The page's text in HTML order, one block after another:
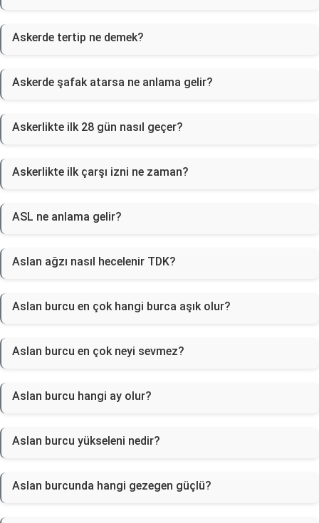
Askerde tertip ne demek?
Askerde şafak atarsa ne anlama gelir?
Askerlikte ilk 28 gün nasıl geçer?
Askerlikte ilk çarşı izni ne zaman?
ASL ne anlama gelir?
Aslan ağzı nasıl hecelenir TDK?
Aslan burcu en çok hangi burca aşık olur?
Aslan burcu en çok neyi sevmez?
Aslan burcu hangi ay olur?
Aslan burcu yükseleni nedir?
Aslan burcunda hangi gezegen güçlü?